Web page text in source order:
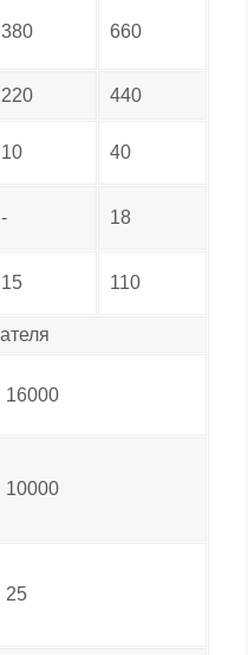
380 660
220 440
10 40
- 18
15 110
16000
10000
25